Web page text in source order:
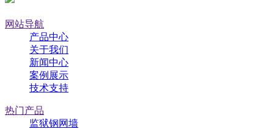
网站导航
产品中心
关于我们
新闻中心
案例展示
技术支持
热门产品
监狱钢网墙